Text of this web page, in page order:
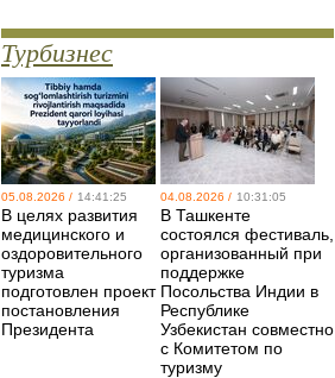
Турбизнес
05.08.2026 / 14:41:25
В целях развития
медицинского и
оздоровительного
туризма
подготовлен проект
постановления
Президента
04.08.2026 / 10:31:05
В Ташкенте
состоялся фестиваль,
организованный при
поддержке
Посольства Индии в
Республике
Узбекистан совместно
с Комитетом по
туризму